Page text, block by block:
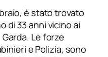
è stato trovato
di 33 anni vicino ai
Le forze
e Polizia, sono